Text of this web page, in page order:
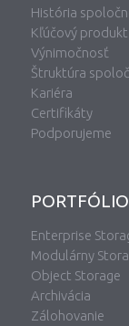
História
Kľúčový produkt
Výnimočnosť
Štruktúra
Kariéra
Certifikáty
Podporujeme
PORTFÓLIO
Enterprise
Modulárny
Object Storage
Archivácia
Zálohovanie